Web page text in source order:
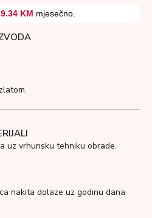
9.34 KM mjesečno.
uz vrhunsku tehniku obrade.
nakita dolaze uz godinu dana